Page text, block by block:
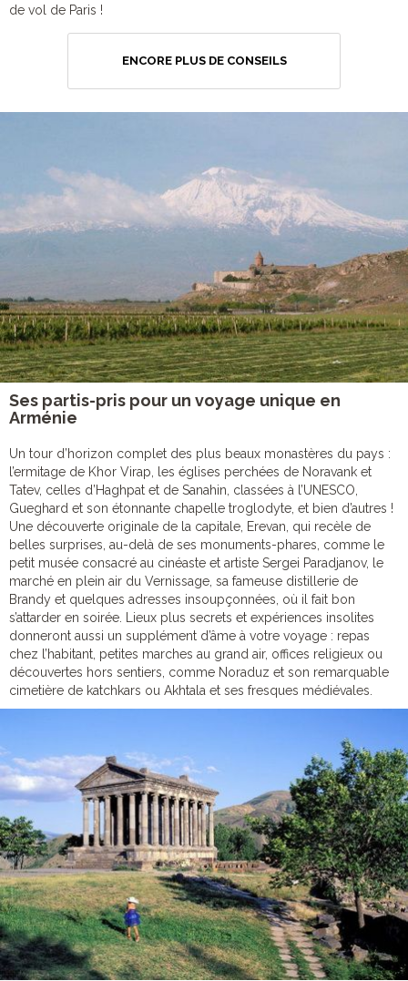
de vol de Paris !
ENCORE PLUS DE CONSEILS
Ses partis-pris pour un voyage unique en
Arménie
Un tour d’horizon complet des plus beaux monastères du pays :
l’ermitage de Khor Virap, les églises perchées de Noravank et
Tatev, celles d’Haghpat et de Sanahin, classées à l’UNESCO,
Gueghard et son étonnante chapelle troglodyte, et bien d’autres !
Une découverte originale de la capitale, Erevan, qui recèle de
belles surprises, au-delà de ses monuments-phares, comme le
petit musée consacré au cinéaste et artiste Sergei Paradjanov, le
marché en plein air du Vernissage, sa fameuse distillerie de
Brandy et quelques adresses insoupçonnées, où il fait bon
s’attarder en soirée. Lieux plus secrets et expériences insolites
donneront aussi un supplément d’âme à votre voyage : repas
chez l’habitant, petites marches au grand air, offices religieux ou
découvertes hors sentiers, comme Noraduz et son remarquable
cimetière de katchkars ou Akhtala et ses fresques médiévales.